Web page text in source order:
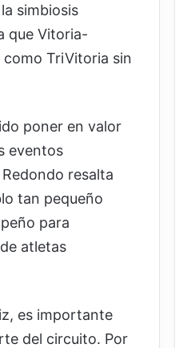
simbiosis
que Vitoria-
TriVitoria sin
poner en valor
eventos
resalta
tan pequeño
para
atletas
es importante
del circuito. Por